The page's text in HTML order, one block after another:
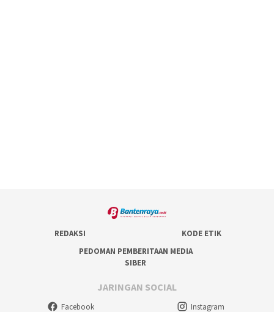
REDAKSI
KODE ETIK
PEDOMAN PEMBERITAAN MEDIA
SIBER
JARINGAN SOCIAL
Facebook Instagram